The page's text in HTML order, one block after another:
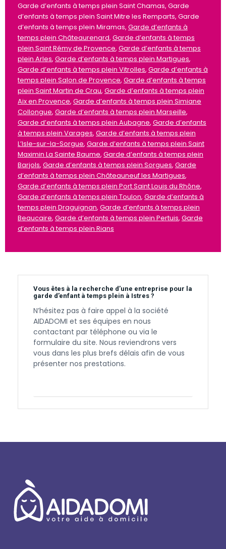
Garde d’enfants à temps plein Saint Chamas, Garde
d’enfants à temps plein Saint Mitre les Remparts, Garde
d’enfants à temps plein Miramas, Garde d’enfants à
temps plein Châteaurenard, Garde d’enfants à temps
plein Saint Rémy de Provence, Garde d’enfants à temps
plein Arles, Garde d’enfants à temps plein Martigues,
Garde d’enfants à temps plein Vitrolles, Garde d’enfants à
temps plein Salon de Provence, Garde d’enfants à temps
plein Saint Martin de Crau, Garde d’enfants à temps plein
Aix en Provence, Garde d’enfants à temps plein Simiane
Collongue, Garde d’enfants à temps plein Marseille,
Garde d’enfants à temps plein Aubagne, Garde d’enfants
à temps plein Varages, Garde d’enfants à temps plein
L’Isle-sur-la-Sorgue, Garde d’enfants à temps plein Saint
Maximin La Sainte Baume, Garde d’enfants à temps plein
Barjols, Garde d’enfants à temps plein Sorgues, Garde
d’enfants à temps plein Châteauneuf les Martigues,
Garde d’enfants à temps plein Port Saint Louis du Rhône,
Garde d’enfants à temps plein Toulon, Garde d’enfants à
temps plein Draguignan, Garde d’enfants à temps plein
Beaucaire, Garde d’enfants à temps plein Pertuis, Garde
d’enfants à temps plein Rians
Vous êtes à la recherche d’une entreprise pour la
garde d’enfant à temps plein à Istres ?
N’hésitez pas à faire appel à la société
AIDADOMI et ses équipes en nous
contactant par téléphone ou via le
formulaire du site. Nous reviendrons vers
vous dans les plus brefs délais afin de vous
présenter nos prestations.